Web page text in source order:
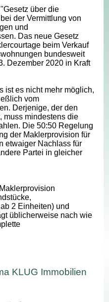
über die
der Vermittlung von
und
Das neue Gesetz
beim Verkauf
bundesweit
Dezember 2020 in Kraft
ist es nicht mehr möglich,
vom
Derjenige, der den
muss mindestens die
Die 50:50 Regelung
der Maklerprovision für
etwaiger Nachlass für
Partei in gleicher
2 Einheiten) und
üblicherweise nach wie
KLUG Immobilien